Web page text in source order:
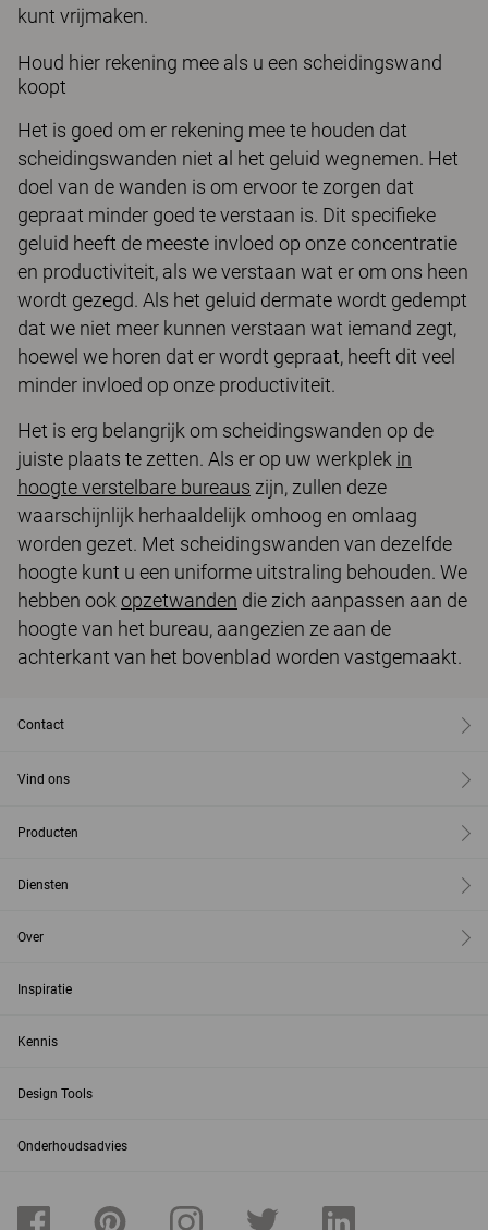
kunt vrijmaken.
Houd hier rekening mee als u een scheidingswand
koopt
Het is goed om er rekening mee te houden dat
scheidingswanden niet al het geluid wegnemen. Het
doel van de wanden is om ervoor te zorgen dat
gepraat minder goed te verstaan is. Dit specifieke
geluid heeft de meeste invloed op onze concentratie
en productiviteit, als we verstaan wat er om ons heen
wordt gezegd. Als het geluid dermate wordt gedempt
dat we niet meer kunnen verstaan wat iemand zegt,
hoewel we horen dat er wordt gepraat, heeft dit veel
minder invloed op onze productiviteit.
Het is erg belangrijk om scheidingswanden op de
juiste plaats te zetten. Als er op uw werkplek in
hoogte verstelbare bureaus zijn, zullen deze
waarschijnlijk herhaaldelijk omhoog en omlaag
worden gezet. Met scheidingswanden van dezelfde
hoogte kunt u een uniforme uitstraling behouden. We
hebben ookopzetwanden die zich aanpassen aan de
hoogte van het bureau, aangezien ze aan de
achterkant van het bovenblad worden vastgemaakt.
Contact
Vind ons
Producten
Diensten
Over
Inspiratie
Kennis
Design Tools
Onderhoudsadvies